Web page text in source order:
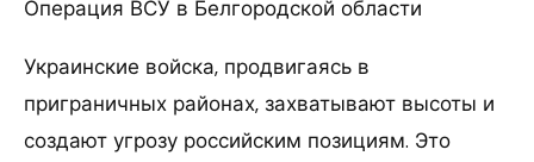
Операция ВСУ в Белгородской области
Украинские войска, продвигаясь в
приграничных районах, захватывают высоты и
создают угрозу российским позициям. Это